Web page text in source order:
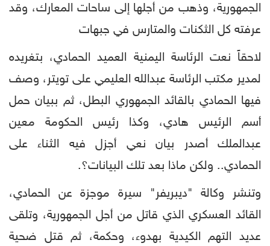
الجمهورية، وذهب من أجلها إلى ساحات المعارك، وقد
عرفته كل الثكنات والمتارس في جبهات
لاحقاً نعت الرئاسة اليمنية العميد الحمادي، بتغريده
لمدير مكتب الرئاسة عبدالله العليمي على تويتر، وصف
فيها الحمادي بالقائد الجمهوري البطل، ثم ببيان حمل
أسم الرئيس هادي، وكذا رئيس الحكومة معين
عبدالملك أصدر بيان نعي أجزل فيه الثناء على
الحمادي.. ولكن ماذا بعد تلك البيانات؟.
وتنشر وكالة "ديبريفر" سيرة موجزة عن الحمادي،
القائد العسكري الذي قاتل من أجل الجمهورية، وتلقى
عديد التهم الكيدية بهدوء، وحكمة، ثم قتل ضحية